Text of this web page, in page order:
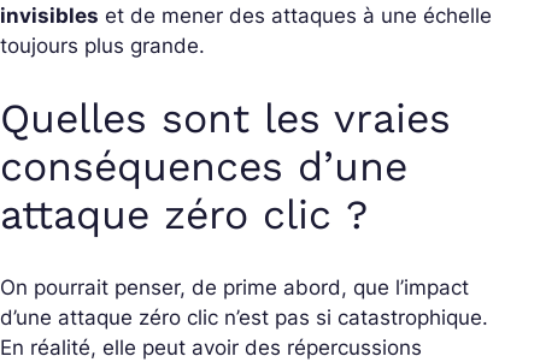
invisibles et de mener des attaques à une échelle
toujours plus grande.
Quelles sont les vraies
conséquences d’une
attaque zéro clic ?
On pourrait penser, de prime abord, que l’impact
d’une attaque zéro clic n’est pas si catastrophique.
En réalité, elle peut avoir des répercussions